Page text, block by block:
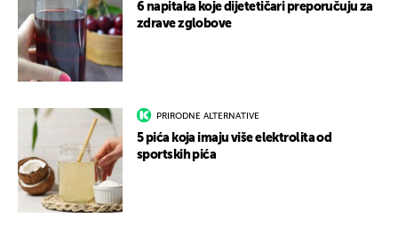
6 napitaka koje dijetetičari preporučuju za
zdrave zglobove
PRIRODNE ALTERNATIVE
5 pića koja imaju više elektrolita od
sportskih pića